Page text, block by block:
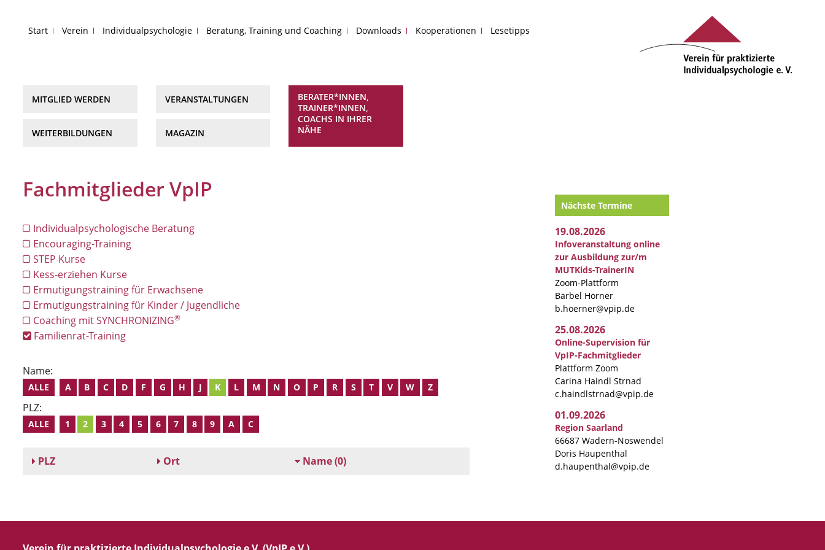
Start Verein Individualpsychologie Beratung, Training und Coaching Downloads Kooperationen Lesetipps
MITGLIED WERDEN
WEITERBILDUNGEN
VERANSTALTUNGEN
MAGAZIN
BERATER*INNEN,
TRAINER*INNEN,
COACHS IN IHRER
NÄHE
Fachmitglieder VpIP
Individualpsychologische Beratung
Encouraging-Training
STEP Kurse
Kess-erziehen Kurse
Ermutigungstraining für Erwachsene
Ermutigungstraining für Kinder / Jugendliche
Coaching mit SYNCHRONIZING®
Familienrat-Training
Name:
ALLE A B C D F G H J K L M N O P R S T V W Z
PLZ:
ALLE 1 2 3 4 5 6 7 8 9 A C
PLZ Ort Name(0)
Nächste Termine
19.08.2026
Infoveranstaltung online
zur Ausbildung zur/m
MUTKids-TrainerIN
Zoom-Plattform
Bärbel Hörner
b.hoerner@vpip.de
25.08.2026
Online-Supervision für
VpIP-Fachmitglieder
Plattform Zoom
Carina Haindl Strnad
c.haindlstrnad@vpip.de
01.09.2026
Region Saarland
66687 Wadern-Noswendel
Doris Haupenthal
d.haupenthal@vpip.de